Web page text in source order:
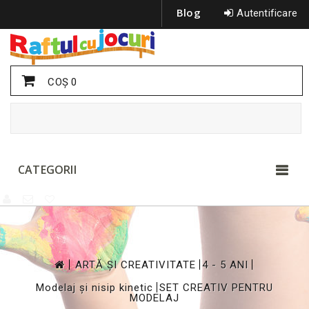
Autentificare
Blog
COŞ0
CATEGORII
>
ARTĂ ȘI CREATIVITATE
>
4 - 5 ANI
Modelaj și nisip kinetic SET CREATIV PENTRU
MODELAJ